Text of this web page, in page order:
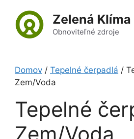
obsah
Zelená Klíma
Obnoviteľné zdroje
Domov / Tepelné čerpadlá /
Zem/Voda
Tepelné
Zem/Voda